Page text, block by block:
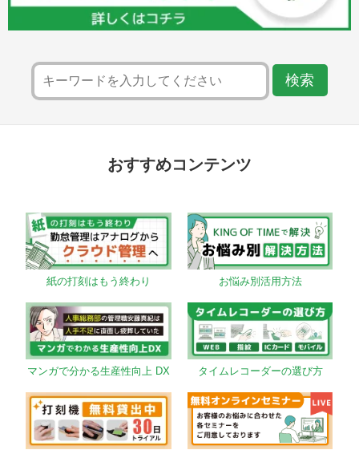
おすすめコンテンツ
紙の打刻はもう終わり お悩み別活用方法
マンガで分かる生産性向上 DX タイムレコーダーの選び方